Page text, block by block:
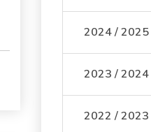
2024 / 2025
2023 / 2024
2022 / 2023